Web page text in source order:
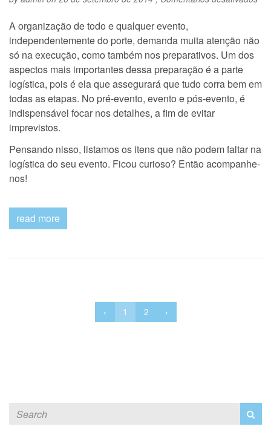
não
A organização de todo e qualquer evento,
independentemente do porte, demanda muita atenção não
só na execução, como também nos preparativos. Um dos
aspectos mais importantes dessa preparação é a parte
logística, pois é ela que assegurará que tudo corra bem em
todas as etapas. No pré-evento, evento e pós-evento, é
indispensável focar nos detalhes, a fim de evitar
imprevistos.
Pensando nisso, listamos os itens que não podem faltar na
logística do seu evento. Ficou curioso? Então acompanhe-
nos!
read more
‹ 1 2 ›